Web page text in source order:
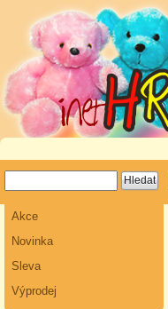
Akce
Novinka
Sleva
Výprodej